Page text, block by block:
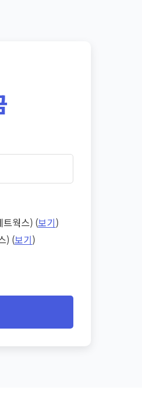
트웍스) (보기)
) (보기)